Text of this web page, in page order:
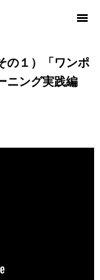
の１）「ワンポ
ニング実践編